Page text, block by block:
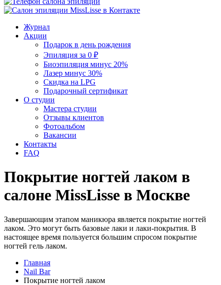
Журнал
Акции
Подарок в день рождения
Эпиляция за 0 ₽
Биоэпиляция минус 20%
Лазер минус 30%
Скидка на LPG
Подарочный сертификат
О студии
Мастера студии
Отзывы клиентов
Фотоальбом
Вакансии
Контакты
FAQ
Покрытие ногтей лаком в
салоне MissLisse в Москве
Завершающим этапом маникюра является покрытие ногтей
лаком. Это могут быть базовые лаки и лаки-покрытия. В
настоящее время пользуется большим спросом покрытие
ногтей гель лаком.
Главная
Nail Bar
Покрытие ногтей лаком